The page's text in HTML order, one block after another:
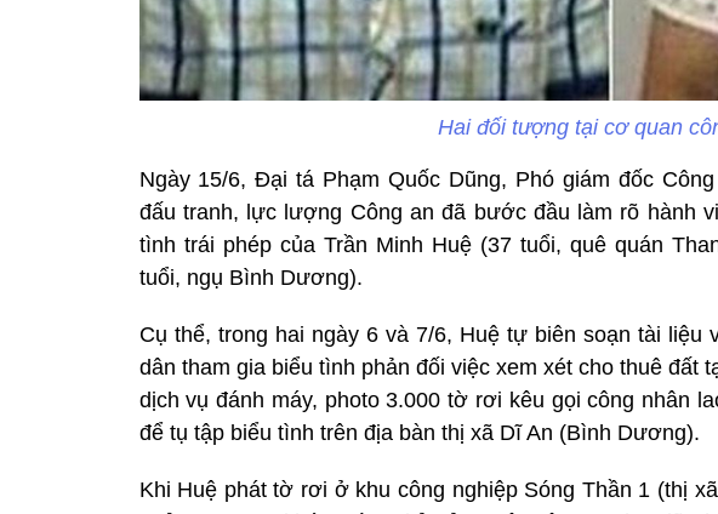
Hai đối tượng tại cơ quan
Ngày 15/6, Đại tá Phạm Quốc Dũng, Phó giám đốc
đấu tranh, lực lượng Công an đã bước đầu làm rõ hành
tình trái phép của Trần Minh Huệ (37 tuổi, quê quán
tuổi, ngụ Bình Dương).
Cụ thể, trong hai ngày 6 và 7/6, Huệ tự biên soạn tài liệu
dân tham gia biểu tình phản đối việc xem xét cho thuê đất
dịch vụ đánh máy, photo 3.000 tờ rơi kêu gọi công nhân
để tụ tập biểu tình trên địa bàn thị xã Dĩ An (Bình Dương).
Khi Huệ phát tờ rơi ở khu công nghiệp Sóng Thần 1 (thị